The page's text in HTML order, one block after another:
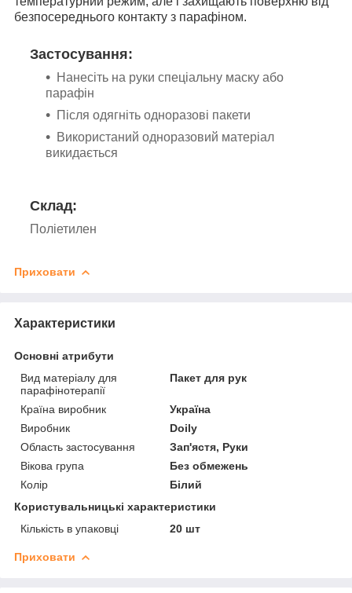
безпосереднього контакту з парафіном.
Застосування:
Нанесіть на руки спеціальну маску або
парафін
Після одягніть одноразові пакети
Використаний одноразовий матеріал
викидається
Склад:
Поліетилен
Приховати
Характеристики
Основні атрибути
Вид матеріалу для
парафінотерапії
Пакет для рук
Країна виробник
Україна
Виробник
Doily
Область застосування
Зап'ястя, Руки
Вікова група
Без обмежень
Колір
Білий
Користувальницькі характеристики
Кількість в упаковці
20 шт
Приховати